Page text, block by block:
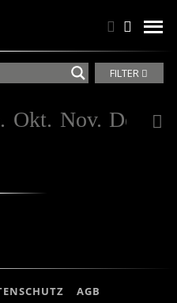
Suchen
Suchen
Okt. Nov. Dez.
FILTER
AGB